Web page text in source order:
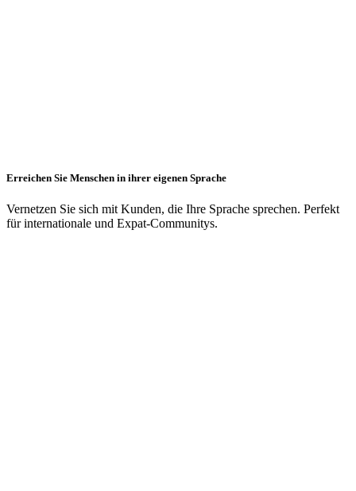
Erreichen Sie Menschen in ihrer eigenen Sprache
Vernetzen Sie sich mit Kunden, die Ihre Sprache sprechen. Perfekt
für internationale und Expat-Communitys.